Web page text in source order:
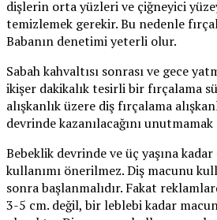
dişlerin orta yüzleri ve çiğneyici
temizlemek gerekir. Bu nedenle
Babanın denetimi yeterli olur.
Sabah kahvaltısı sonrası ve gece
ikişer dakikalık tesirli bir fırçalama
alışkanlık üzere diş fırçalama
devrinde kazanılacağını
Bebeklik devrinde ve üç yaşına
kullanımı önerilmez. Diş macunu
sonra başlanmalıdır. Fakat
3-5 cm. değil, bir leblebi kadar